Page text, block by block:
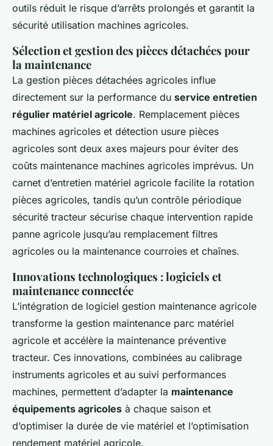
outils réduit le risque d’arrêts prolongés et garantit la
sécurité utilisation machines agricoles.
Sélection et gestion des pièces détachées pour
la maintenance
La gestion pièces détachées agricoles influe
directement sur la performance du service entretien
régulier matériel agricole. Remplacement pièces
machines agricoles et détection usure pièces
agricoles sont deux axes majeurs pour éviter des
coûts maintenance machines agricoles imprévus. Un
carnet d’entretien matériel agricole facilite la rotation
pièces agricoles, tandis qu’un contrôle périodique
sécurité tracteur sécurise chaque intervention rapide
panne agricole jusqu’au remplacement filtres
agricoles ou la maintenance courroies et chaînes.
Innovations technologiques : logiciels et
maintenance connectée
L’intégration de logiciel gestion maintenance agricole
transforme la gestion maintenance parc matériel
agricole et accélère la maintenance préventive
tracteur. Ces innovations, combinées au calibrage
instruments agricoles et au suivi performances
machines, permettent d’adapter la maintenance
équipements agricoles à chaque saison et
d’optimiser la durée de vie matériel et l’optimisation
rendement matériel agricole.